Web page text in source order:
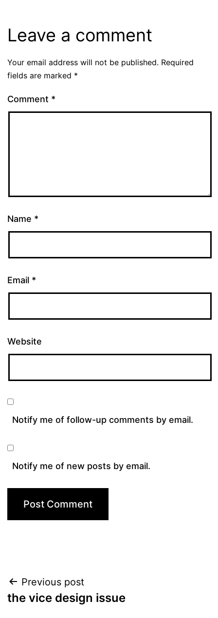
Leave a comment
Your email address will not be published. Required
fields are marked *
Comment *
Name *
Email *
Website
Notify me of follow-up comments by email.
Notify me of new posts by email.
Post
navigation
Previous post
the vice design issue